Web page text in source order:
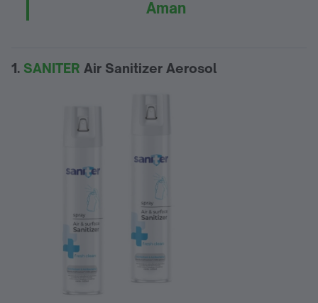
Aman
1. SANITER Air Sanitizer Aerosol